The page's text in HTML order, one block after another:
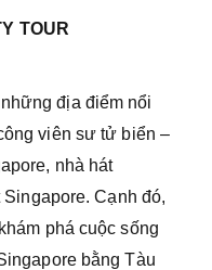
TOUR
địa điểm nổi
viên sư tử biển –
nhà hát
Cạnh đó,
phá cuộc sống
bằng Tàu